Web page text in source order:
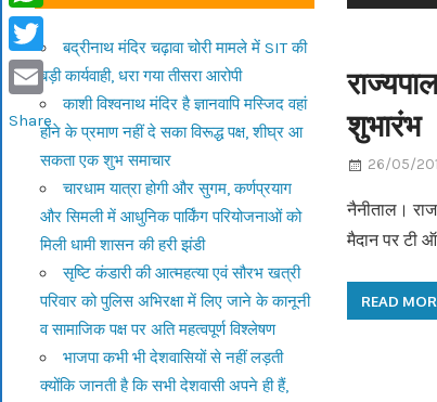
शुभारंभ
26/05/
नैनीताल।
मैदान पर टी
READ
बद्रीनाथ मंदिर चढ़ावा चोरी मामले में SIT की
बड़ी कार्यवाही, धरा गया तीसरा आरोपी
काशी विश्वनाथ मंदिर है ज्ञानवापि मस्जिद वहां
होने के प्रमाण नहीं दे सका विरूद्ध पक्ष, शीघ्र आ
सकता एक शुभ समाचार
चारधाम यात्रा होगी और सुगम, कर्णप्रयाग
और सिमली में आधुनिक पार्किंग परियोजनाओं को
मिली धामी शासन की हरी झंडी
सृष्टि कंडारी की आत्महत्या एवं सौरभ खत्री
परिवार को पुलिस अभिरक्षा में लिए जाने के कानूनी
व सामाजिक पक्ष पर अति महत्वपूर्ण विश्लेषण
भाजपा कभी भी देशवासियों से नहीं लड़ती
क्योंकि जानती है कि सभी देशवासी अपने ही हैं,
WhatsApp
Twitter
Email
Share